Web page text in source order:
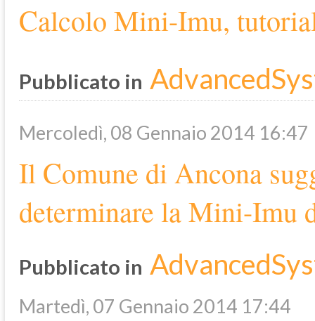
Calcolo Mini-Imu,
Pubblicato in
Mercoledì, 08 Gennaio 2014 16:47
Il Comune di Ancona
determinare la Mini-Imu
Pubblicato in
Martedì, 07 Gennaio 2014 17:44